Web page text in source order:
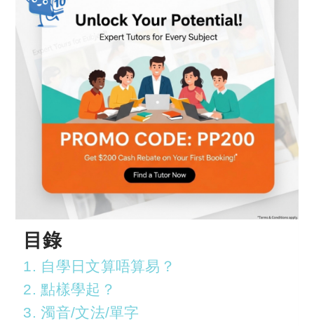
目錄
1. 自學日文算唔算易？
2. 點樣學起？
3. 濁音/文法/單字